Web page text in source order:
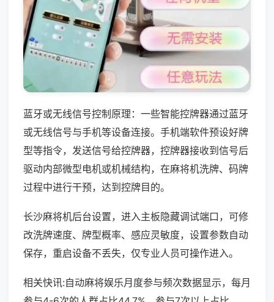
蓝牙或无线信号控制原理：一些智能控牌器通过蓝牙
或无线信号与手机等设备连接。手机端软件预设好牌
型等指令，发送信号给控牌器，控牌器接收到信号后
驱动内部微型电机或机械结构，在麻将机洗牌、码牌
过程中进行干预，达到控牌目的。
长沙麻将机后台设置，进入主板隐藏调试端口，可修
改洗牌速度、牌型概率、感应灵敏度，设置参数自动
保存，重启设备不丢失，仅专业人员可操作进入。
相关快讯:自动麻将娱乐月度参与频次数据显示，每月